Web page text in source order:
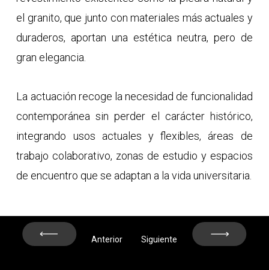
el granito, que junto con materiales más actuales y
duraderos, aportan una estética neutra, pero de
gran elegancia.
La actuación recoge la necesidad de funcionalidad
contemporánea sin perder el carácter histórico,
integrando usos actuales y flexibles, áreas de
trabajo colaborativo, zonas de estudio y espacios
de encuentro que se adaptan a la vida universitaria.
Prev
Siguiente
Anterior
Next